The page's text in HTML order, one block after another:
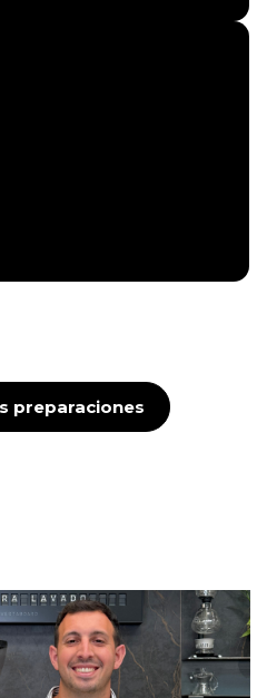
preparaciones